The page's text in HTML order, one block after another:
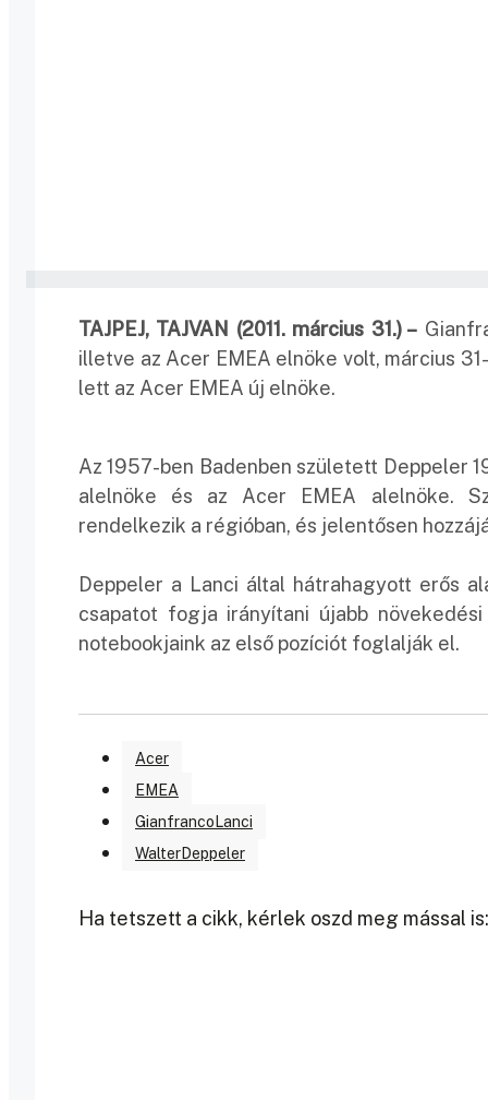
TAJPEJ, TAJVAN (2011. március 31.) –
illetve az Acer EMEA elnöke volt, március
lett az Acer EMEA új elnöke.
Az 1957-ben Badenben született Deppeler
alelnöke és az Acer EMEA alelnöke.
rendelkezik a régióban, és jelentősen
Deppeler a Lanci által hátrahagyott erős
csapatot fogja irányítani újabb
notebookjaink az első pozíciót foglalják el.
Acer
EMEA
GianfrancoLanci
WalterDeppeler
Ha tetszett a cikk, kérlek oszd meg mással is: